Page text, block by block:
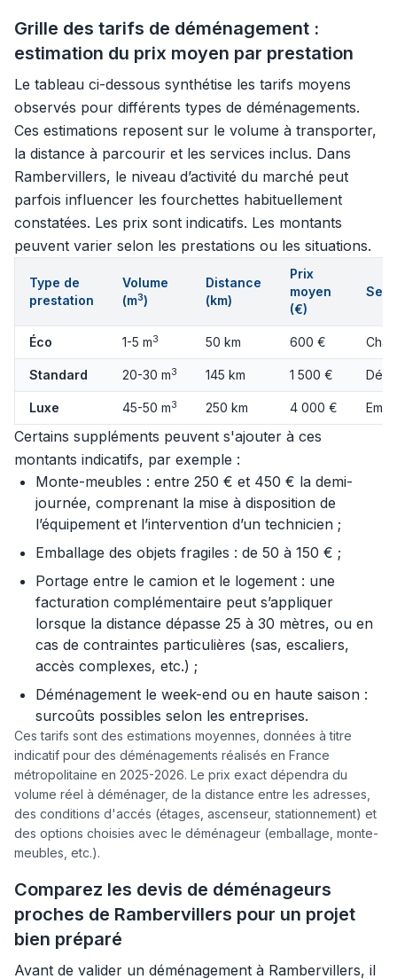
Grille des tarifs de déménagement :
estimation du prix moyen par prestation
Le tableau ci-dessous synthétise les tarifs moyens
observés pour différents types de déménagements.
Ces estimations reposent sur le volume à transporter,
la distance à parcourir et les services inclus. Dans
Rambervillers, le niveau d’activité du marché peut
parfois influencer les fourchettes habituellement
constatées. Les prix sont indicatifs. Les montants
peuvent varier selon les prestations ou les situations.
Type de
prestation
Volume
(m3)
Distance
(km)
Prix
moyen
(€)
Éco 1-5 m3 50 km 600 €
Standard 20-30 m3 145 km 1 500 €
Luxe 45-50 m3 250 km 4 000 €
Certains suppléments peuvent s'ajouter à ces
montants indicatifs, par exemple :
Monte-meubles : entre 250 € et 450 € la demi-
journée, comprenant la mise à disposition de
l’équipement et l’intervention d’un technicien ;
Emballage des objets fragiles : de 50 à 150 € ;
Portage entre le camion et le logement : une
facturation complémentaire peut s’appliquer
lorsque la distance dépasse 25 à 30 mètres, ou en
cas de contraintes particulières (sas, escaliers,
accès complexes, etc.) ;
Déménagement le week-end ou en haute saison :
surcoûts possibles selon les entreprises.
Ces tarifs sont des estimations moyennes, données à titre
indicatif pour des déménagements réalisés en France
métropolitaine en 2025-2026. Le prix exact dépendra du
volume réel à déménager, de la distance entre les adresses,
des conditions d'accés (étages, ascenseur, stationnement) et
des options choisies avec le déménageur (emballage, monte-
meubles, etc.).
Comparez les devis de déménageurs
proches de Rambervillers pour un projet
bien préparé
Avant de valider un déménagement à Rambervillers, il